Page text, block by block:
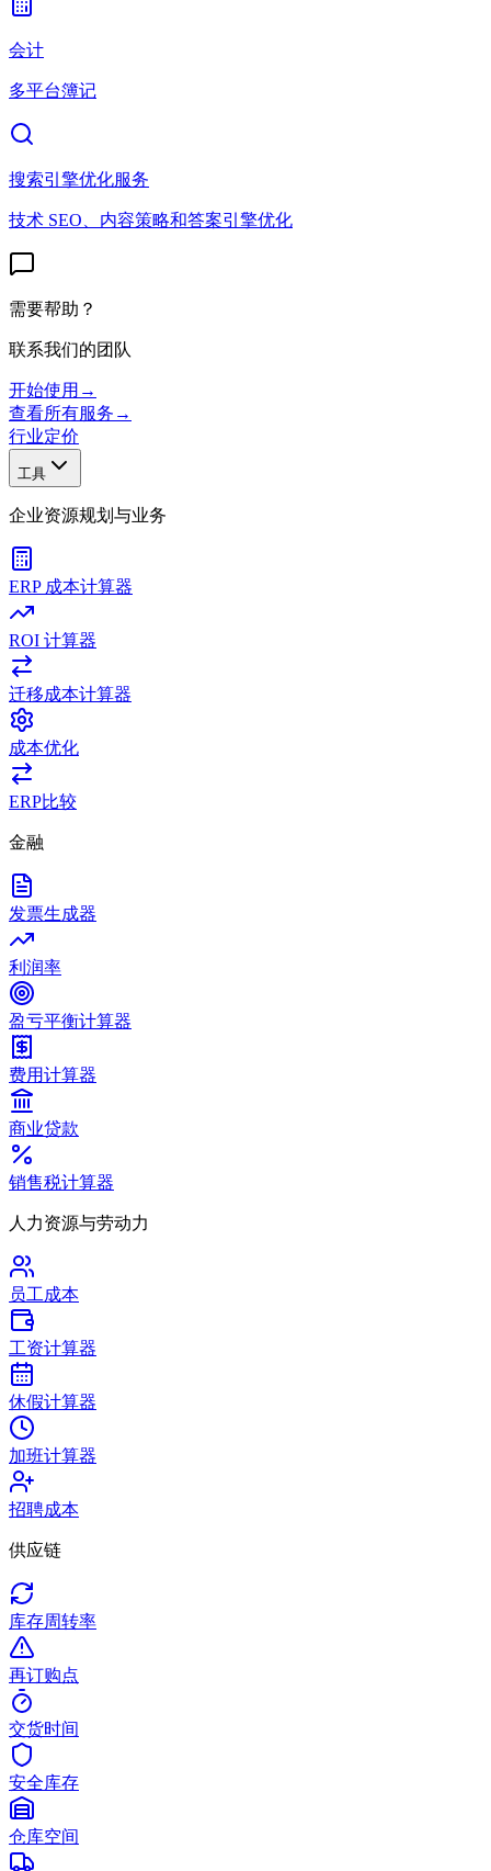
会计
多平台簿记
搜索引擎优化服务
技术 SEO、内容策略和答案引擎优化
需要帮助？
联系我们的团队
开始使用 →
查看所有服务 →
行业定价
工具
企业资源规划与业务
ERP 成本计算器
ROI 计算器
迁移成本计算器
成本优化
ERP比较
金融
发票生成器
利润率
盈亏平衡计算器
费用计算器
商业贷款
销售税计算器
人力资源与劳动力
员工成本
工资计算器
休假计算器
加班计算器
招聘成本
供应链
库存周转率
再订购点
交货时间
安全库存
仓库空间